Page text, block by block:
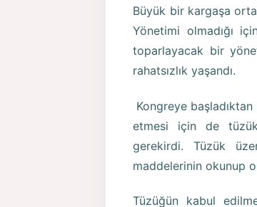
Büyük bir kargaşa
Yönetimi olmadığı
toparlayacak bir
rahatsızlık yaşandı.
Kongreye
etmesi için de tüzük
gerekirdi. Tüzük
maddelerinin okunup
Tüzüğün kabul